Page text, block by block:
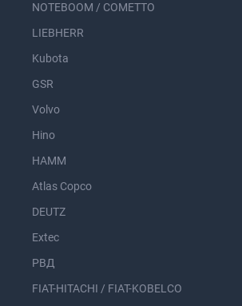
NOTEBOOM / COMETTO
LIEBHERR
Kubota
GSR
Volvo
Hino
HAMM
Atlas Copco
DEUTZ
Extec
РВД
FIAT-HITACHI / FIAT-KOBELCO